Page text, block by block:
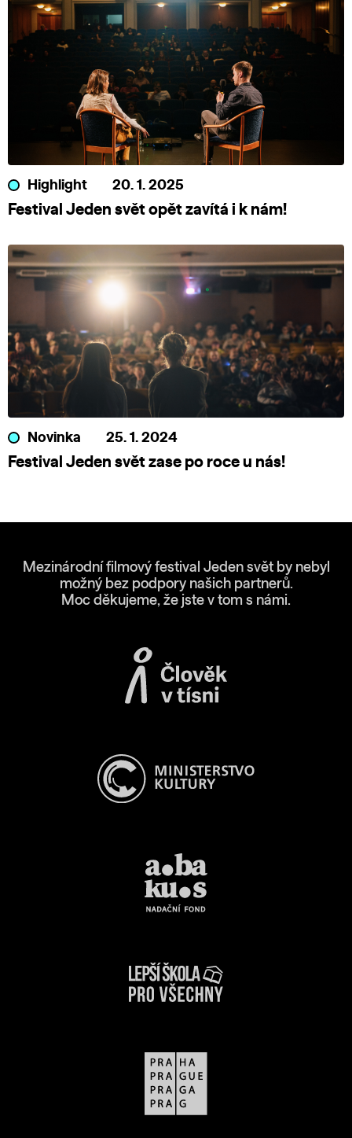
Highlight 20. 1. 2025
Festival Jeden svět opět zavítá i k nám!
Novinka 25. 1. 2024
Festival Jeden svět zase po roce u nás!
Mezinárodní filmový festival Jeden svět by nebyl
možný bez podpory našich partnerů.
Moc děkujeme, že jste v tom s námi.